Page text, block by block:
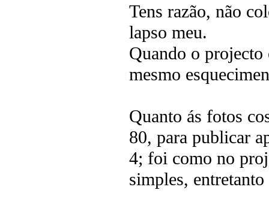
Tens razão, não
lapso meu.
Quando o
mesmo
Quanto ás fotos
80, para publicar
4; foi como no
simples,